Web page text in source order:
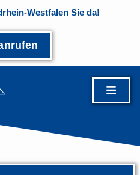
Westfalen Sie da!